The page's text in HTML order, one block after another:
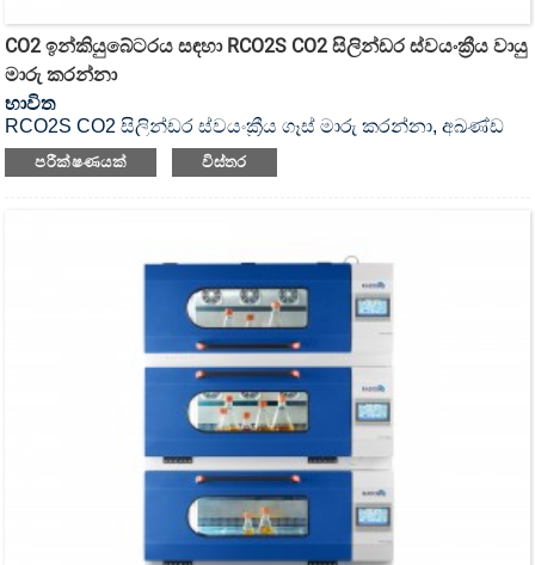
CO2 ඉන්කියුබේටරය සඳහා RCO2S CO2 සිලින්ඩර ස්වයංක්‍රීය වායු
මාරු කරන්නා
භාවිත
RCO2S CO2 සිලින්ඩර ස්වයංක්‍රීය ගෑස් මාරු කරන්නා, අඛණ්ඩ
ගෑස් සැපයුමක් සැපයීමේ අවශ්‍යතා සඳහා නිර්මාණය කර ඇත.
පරීක්ෂණයක් විස්තර